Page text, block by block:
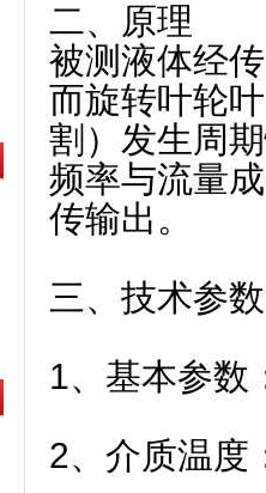
二、原理
被测液体经
而旋转叶轮
割）发生周
频率与流量
传输出。
三、技术参数
1、基本参数
2、介质温